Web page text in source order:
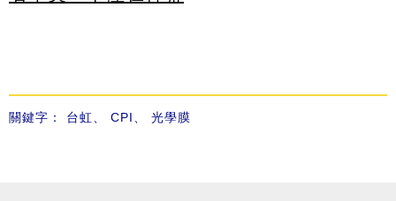
關鍵字： 台虹、 CPI、 光學膜